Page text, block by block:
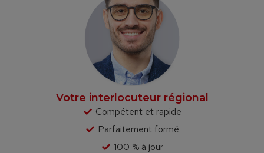
Votre interlocuteur régional
Compétent et rapide
Parfaitement formé
100 % à jour